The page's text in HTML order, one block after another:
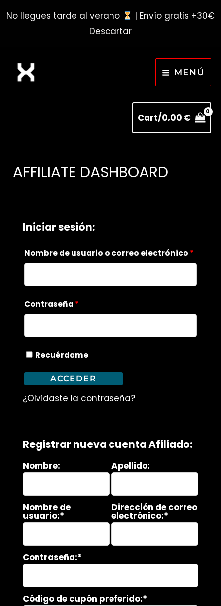
No llegues tarde al verano
| Envío gratis +30€
Descartar
contenido
MAIN
MENU
MENÚ
Cart/0,00 €
AFFILIATE DASHBOARD
Iniciar sesión:
Nombre de usuario o correo electrónico *
Contraseña *
Recuérdame
ACCEDER
¿Olvidaste la contraseña?
Registrar nueva cuenta Afiliado:
Nombre: Apellido:
Nombre de
usuario:*
Dirección de correo
electrónico:*
Contraseña:*
Código de cupón preferido:*